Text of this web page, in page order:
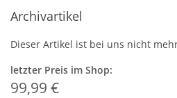
Archivartikel
Dieser Artikel ist bei uns nicht
letzter Preis im Shop:
99,99 €